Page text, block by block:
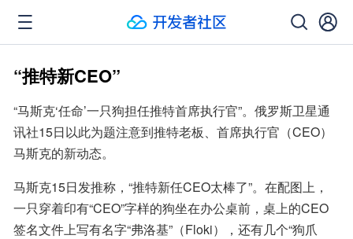
“推特新CEO”
“马斯克‘任命’一只狗担任推特首席执行官”。俄罗斯卫星通
讯社15日以此为题注意到推特老板、首席执行官（CEO）
马斯克的新动态。
马斯克15日发推称，“推特新任CEO太棒了”。在配图上，
一只穿着印有“CEO”字样的狗坐在办公桌前，桌上的CEO
签名文件上写有名字“弗洛基”（Floki），还有几个“狗爪